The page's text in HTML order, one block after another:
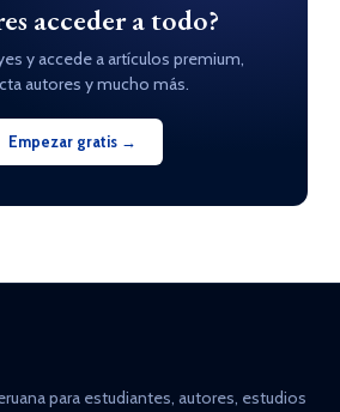
acceder a todo?
y accede a artículos premium,
autores y mucho más.
Empezar gratis →
para estudiantes, autores, estudios